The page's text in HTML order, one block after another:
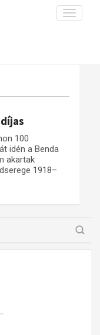
Toggle
alatt)
100
idén a Benda
akartak
1918–